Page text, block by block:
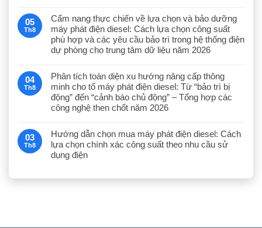
05
Th8
Cẩm nang thực chiến về lựa chọn và bảo dưỡng
máy phát điện diesel: Cách lựa chọn công suất
phù hợp và các yêu cầu bảo trì trong hệ thống điện
dự phòng cho trung tâm dữ liệu năm 2026
04
Th8
Phân tích toàn diện xu hướng nâng cấp thông
minh cho tổ máy phát điện diesel: Từ “bảo trì bị
động” đến “cảnh báo chủ động” – Tổng hợp các
công nghệ then chốt năm 2026
03
Th8
Hướng dẫn chọn mua máy phát điện diesel: Cách
lựa chọn chính xác công suất theo nhu cầu sử
dụng điện